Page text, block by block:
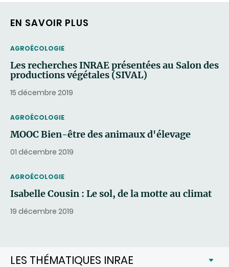
EN SAVOIR PLUS
THEMATIC
AGROÉCOLOGIE
Les recherches INRAE présentées au Salon des
productions végétales (SIVAL)
15 décembre 2019
THEMATIC
AGROÉCOLOGIE
MOOC Bien-être des animaux d'élevage
01 décembre 2019
THEMATIC
AGROÉCOLOGIE
Isabelle Cousin : Le sol, de la motte au climat
19 décembre 2019
LES THÉMATIQUES INRAE